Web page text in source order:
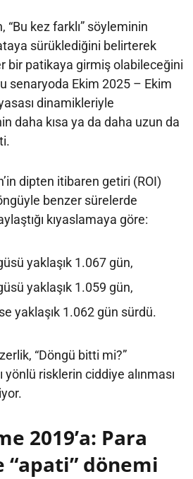
“Bu kez farklı” söyleminin
sürüklediğini belirterek
bir patikaya girmiş olabileceğini
senaryoda Ekim 2025 – Ekim
dinamikleriyle
daha kısa ya da daha uzun da
dipten itibaren getiri (ROI)
benzer sürelerde
kıyaslamaya göre:
yaklaşık 1.067 gün,
yaklaşık 1.059 gün,
yaklaşık 1.062 gün sürdü.
“Döngü bitti mi?”
yönlü risklerin ciddiye alınması
2019’a: Para
“apati” dönemi